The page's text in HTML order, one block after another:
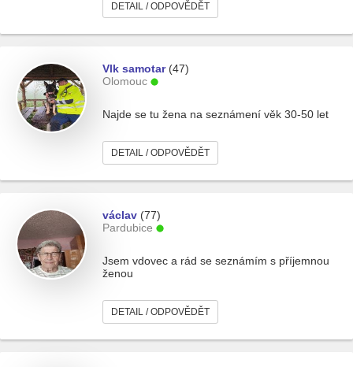
DETAIL / ODPOVĚDĚT
Vlk samotar(47)
Olomouc
Najde se tu žena na seznámení věk 30-50 let
DETAIL / ODPOVĚDĚT
václav (77)
Pardubice
Jsem vdovec a rád se seznámím s příjemnou
ženou
DETAIL / ODPOVĚDĚT